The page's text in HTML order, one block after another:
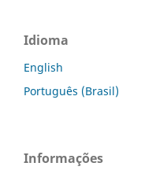
Idioma
English
Português (Brasil)
Informações